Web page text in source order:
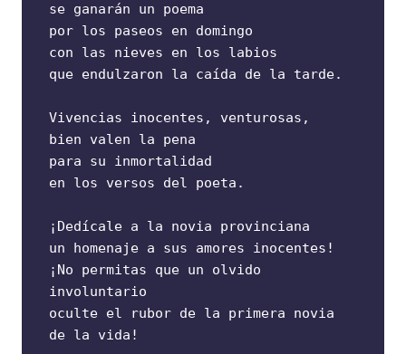
se ganarán un poema
por los paseos en domingo
con las nieves en los labios
que endulzaron la caída de la tarde.
Vivencias inocentes, venturosas,
bien valen la pena
para su inmortalidad
en los versos del poeta.
¡Dedícale a la novia provinciana
un homenaje a sus amores inocentes!
¡No permitas que un olvido
involuntario
oculte el rubor de la primera novia
de la vida!